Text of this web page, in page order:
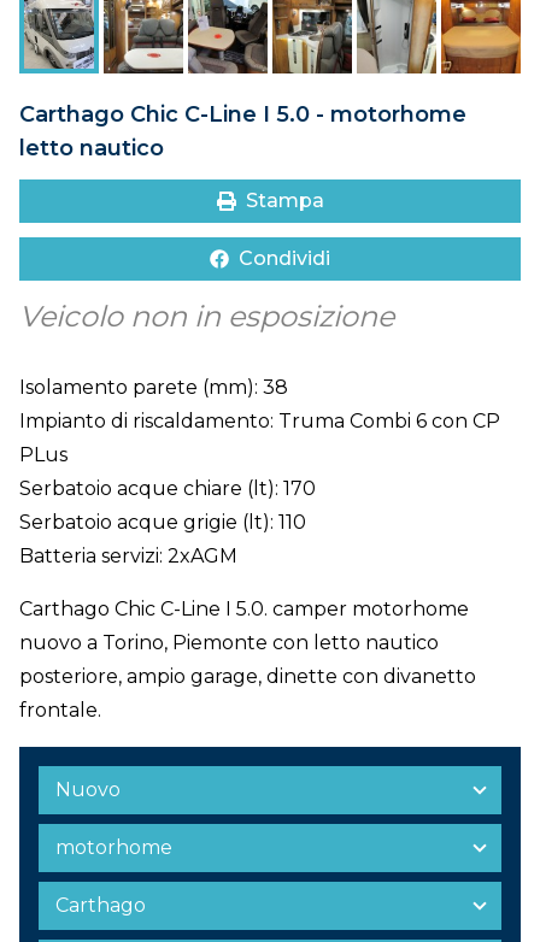
DOVE SIAMO
CONTATTI
Carthago Chic C-Line I 5.0 - motorhome
letto nautico
Stampa
Condividi
Veicolo non in esposizione
Isolamento parete (mm): 38
Impianto di riscaldamento: Truma Combi 6 con CP
PLus
Serbatoio acque chiare (lt): 170
Serbatoio acque grigie (lt): 110
Batteria servizi: 2xAGM
Carthago Chic C-Line I 5.0. camper motorhome
nuovo a Torino, Piemonte con letto nautico
posteriore, ampio garage, dinette con divanetto
frontale.